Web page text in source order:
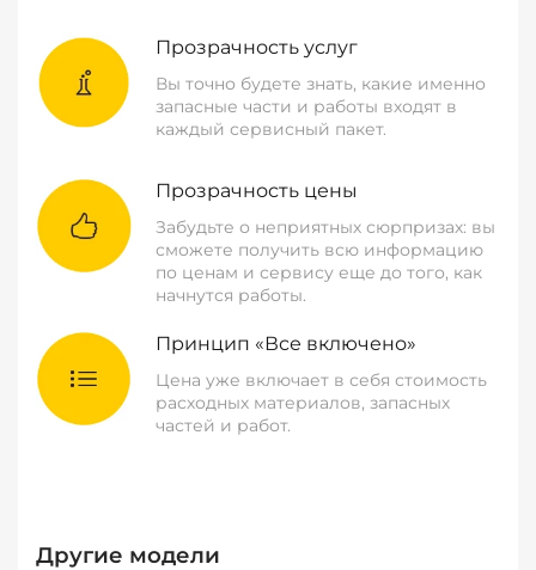
Прозрачность услуг
Вы точно будете знать, какие именно
запасные части и работы входят в
каждый сервисный пакет.
Прозрачность цены
Забудьте о неприятных сюрпризах: вы
сможете получить всю информацию
по ценам и сервису еще до того, как
начнутся работы.
Принцип «Все включено»
Цена уже включает в себя стоимость
расходных материалов, запасных
частей и работ.
Другие модели